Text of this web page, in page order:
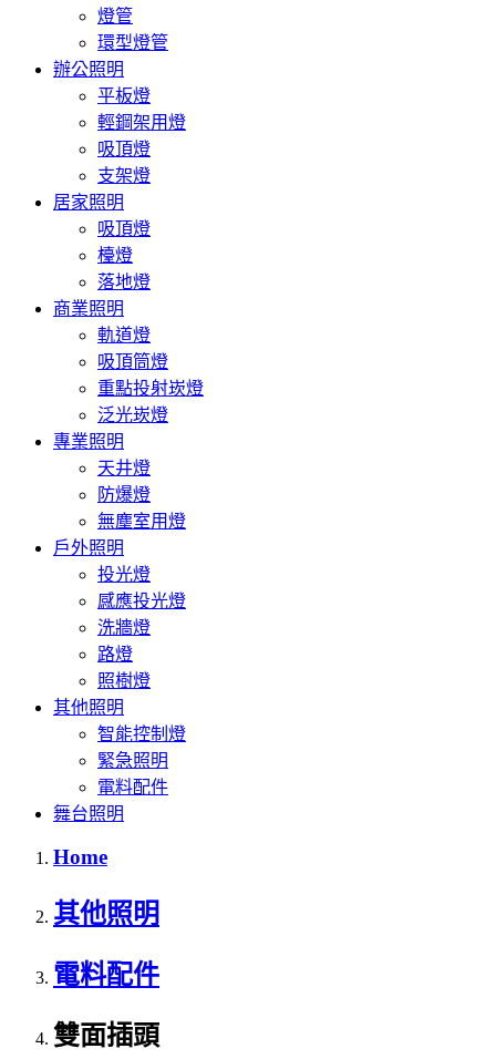
燈管
環型燈管
辦公照明
平板燈
輕鋼架用燈
吸頂燈
支架燈
居家照明
吸頂燈
檯燈
落地燈
商業照明
軌道燈
吸頂筒燈
重點投射崁燈
泛光崁燈
專業照明
天井燈
防爆燈
無塵室用燈
戶外照明
投光燈
感應投光燈
洗牆燈
路燈
照樹燈
其他照明
智能控制燈
緊急照明
電料配件
舞台照明
Home
其他照明
電料配件
雙面插頭